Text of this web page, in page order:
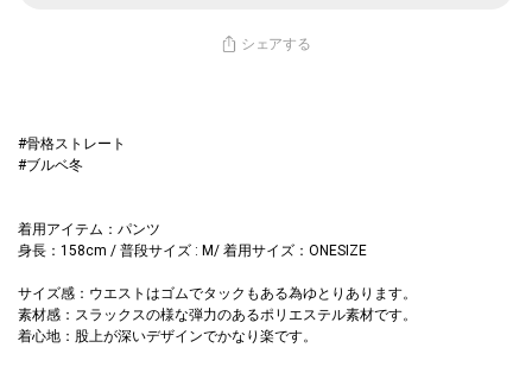
シェアする
#骨格ストレート
#ブルベ冬
着用アイテム：パンツ
身長：158cm / 普段サイズ : M/ 着用サイズ：ONESIZE
サイズ感：ウエストはゴムでタックもある為ゆとりあります。
素材感：スラックスの様な弾力のあるポリエステル素材です。
着心地：股上が深いデザインでかなり楽です。